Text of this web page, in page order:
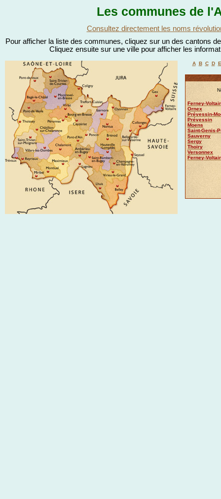
Les communes de
Consultez directement les noms
Pour afficher la liste des communes, cliquez sur un des cantons
Cliquez ensuite sur une ville pour afficher les
A B C D E
Ferney-
Ornex
Prévessin-
Prévessin
Moens
Saint-Genis-
Sauverny
Sergy
Thoiry
Versonnex
Ferney-